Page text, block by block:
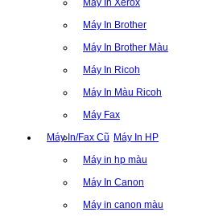
Máy In Brother
Máy In Brother Màu
Máy In Ricoh
Máy In Màu Ricoh
Máy Fax
Máy In/Fax Cũ Máy In HP
Máy in hp màu
Máy In Canon
Máy in canon màu